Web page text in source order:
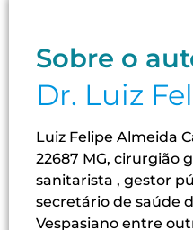
Sobre o
Dr. Luiz
Luiz Felipe Almeida
22687 MG, cirurgião
sanitarista , gestor
secretário de saúde
Vespasiano entre